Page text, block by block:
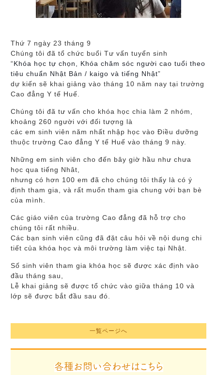
Thứ 7 ngày 23 tháng 9
Chúng tôi đã tổ chức buổi Tư vấn tuyển sinh
“ Khóa học tự chọn, Khóa chăm sóc người cao tuổi theo
tiêu chuẩn Nhật Bản / kaigo và tiếng Nhật”
dự kiến sẽ khai giảng vào tháng 10 năm nay tại trường
Cao đẳng Y tế Huế.
Chúng tôi đã tư vấn cho khóa học chia làm 2 nhóm,
khoảng 260 người với đối tượng là
các em sinh viên năm nhất nhập học vào Điều dưỡng
thuộc trường Cao đẳng Y tế Huế vào tháng 9 này.
Những em sinh viên cho đến bây giờ hầu như chưa
học qua tiếng Nhât,
nhưng có hơn 100 em đã cho chúng tôi thấy là có ý
định tham gia, và rất muốn tham gia chung với bạn bè
của mình.
Các giáo viên của trường Cao đẳng đã hỗ trợ cho
chúng tôi rất nhiều.
Các bạn sinh viên cũng đã đặt câu hỏi về nội dung chi
tiết của khóa học và môi trường làm việc tại Nhật.
Số sinh viên tham gia khóa học sẽ được xác định vào
đầu tháng sau,
Lễ khai giảng sẽ được tổ chức vào giữa tháng 10 và
lớp sẽ được bắt đầu sau đó.
一覧ページへ
各種お問い合わせはこちら